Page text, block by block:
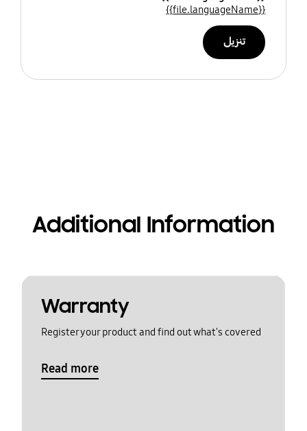
{{file.languageName}}
تنزيل
Additional Information
Warranty
Register your product and find out what's covered
Read more